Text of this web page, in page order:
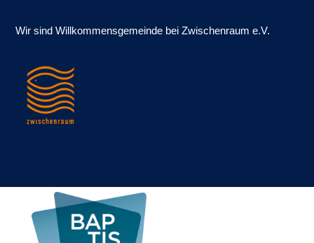
Wir sind Willkommens­gemeinde bei Zwischenraum e.V.